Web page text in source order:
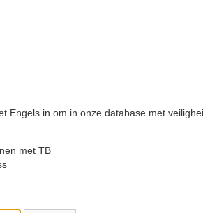
Engels in om in onze database met
met TB